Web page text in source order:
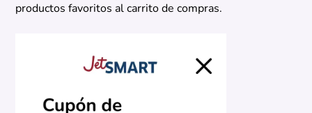
productos favoritos al carrito de compras.